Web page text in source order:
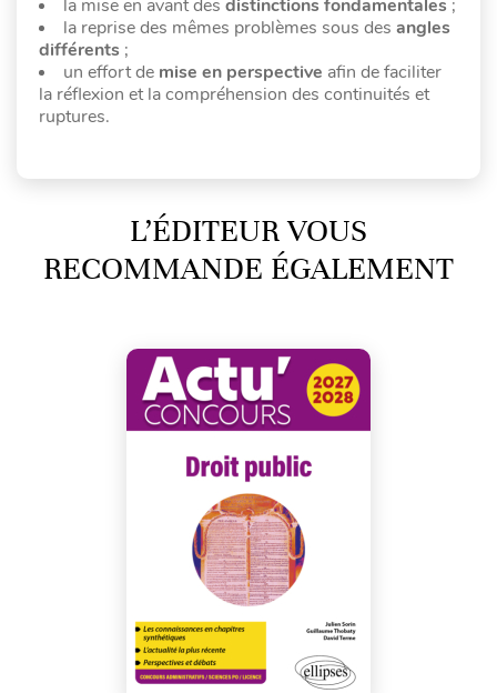
la mise en avant des distinctions fondamentales ;
la reprise des mêmes problèmes sous des angles
différents ;
un effort de mise en perspective afin de faciliter
la réflexion et la compréhension des continuités et
ruptures.
L’ÉDITEUR VOUS
RECOMMANDE ÉGALEMENT